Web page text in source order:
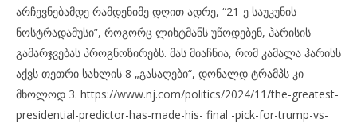
არჩევნებამდე რამდენიმე დღით ადრე, “21-ე საუკუნის
ნოსტრადამუსი”, როგორც ლიხტმანს უწოდებენ, ჰარისის
გამარჯვებას პროგნოზირებს. მას მიაჩნია, რომ კამალა ჰარისს
აქვს თეთრი სახლის 8 „გასაღები“, დონალდ ტრამპს კი
მხოლოდ 3. https://www.nj.com/politics/2024/11/the-greatest-
presidential-predictor-has-made-his- final -pick-for-trump-vs-